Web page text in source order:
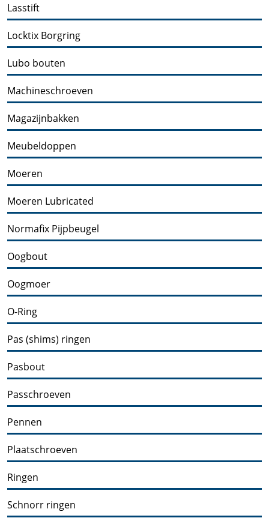
Lasstift
Locktix Borgring
Lubo bouten
Machineschroeven
Magazijnbakken
Meubeldoppen
Moeren
Moeren Lubricated
Normafix Pijpbeugel
Oogbout
Oogmoer
O-Ring
Pas (shims) ringen
Pasbout
Passchroeven
Pennen
Plaatschroeven
Ringen
Schnorr ringen